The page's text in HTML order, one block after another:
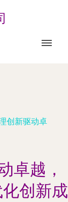
创新驱动卓
卓越，
创新成